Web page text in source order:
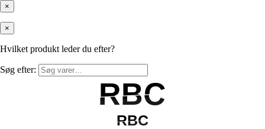
×
×
Hvilket produkt leder du efter?
Søg efter:
RBC
RBC
RBC
RBC